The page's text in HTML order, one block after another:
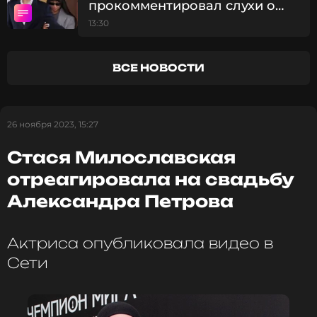
прокомментировал слухи о
смерти Лерчек
13:30
ВСЕ НОВОСТИ
26 ноября 2023, 15:27
Стася Милославская
отреагировала на свадьбу
Александра Петрова
Актриса опубликовала видео в
Сети